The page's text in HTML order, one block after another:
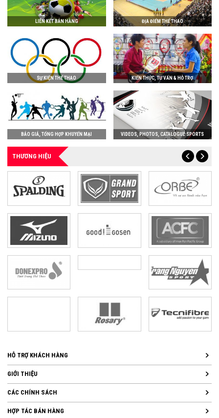
LIÊN KẾT BÁN HÀNG ĐỊA ĐIỂM THỂ THAO
SỰ KIỆN THỂ THAO KIẾN THỨC, TƯ VẤN & HỖ TRỢ
BÁO GIÁ, TỔNG HỢP KHUYẾN MẠI VIDEOS, PHOTOS, CATALOGUE SPORTS
THƯƠNG HIỆU
HỖ TRỢ KHÁCH HÀNG
GIỚI THIỆU
CÁC CHÍNH SÁCH
HỢP TÁC BÁN HÀNG